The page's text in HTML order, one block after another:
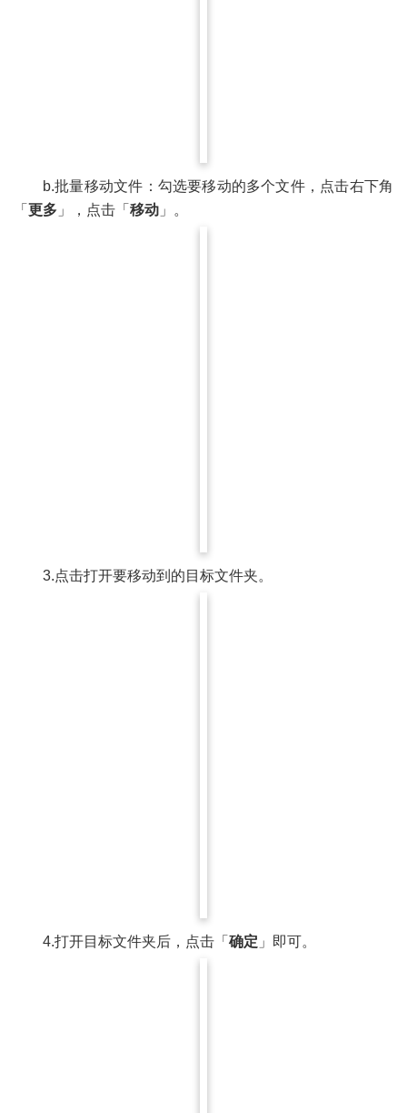
b.批量移动文件：勾选要移动的多个文件，点击右下角
「 更多 」，点击「 移动 」。
3.点击打开要移动到的目标文件夹。
4.打开目标文件夹后，点击「 确定 」即可。